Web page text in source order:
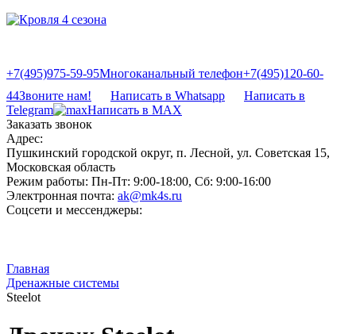
+7(495)975-59-95Многоканальный телефон+7(495)120-60-
44Звоните нам! Написать в Whatsapp
Написать в
Telegram
Написать в MAX
Заказать звонок
Адрес:
Пушкинский городской округ, п. Лесной, ул. Советская 15,
Московская область
Режим работы: Пн-Пт: 9:00-18:00, Сб: 9:00-16:00
Электронная почта: ak@mk4s.ru
Соцсети и мессенджеры:
Главная
Дренажные системы
Steelot